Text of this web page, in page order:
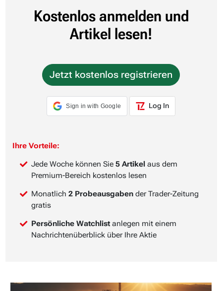
Kostenlos anmelden und
Artikel lesen!
Jetzt kostenlos registrieren
Sign in with Google Log In
Ihre Vorteile:
Jede Woche können Sie 5 Artikel aus dem
Premium-Bereich kostenlos lesen
Monatlich 2 Probeausgaben der Trader-Zeitung
gratis
Persönliche Watchlist anlegen mit einem
Nachrichtenüberblick über Ihre Aktie